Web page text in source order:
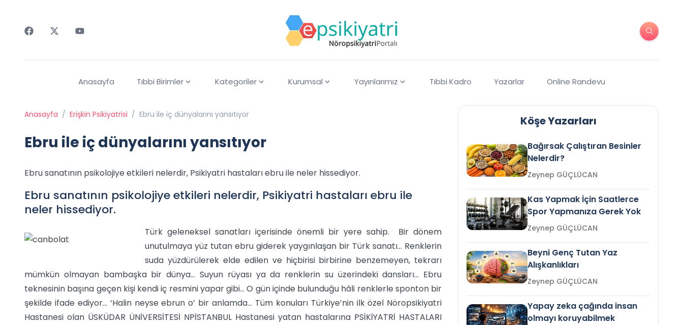
Anasayfa Tıbbi Birimler Kategoriler Kurumsal Yayınlarımız Tıbbi Kadro Yazarlar Online Randevu
Anasayfa / Erişkin Psikiyatrisi / Ebru ile iç dünyalarını yansıtıyor
Ebru ile iç dünyalarını yansıtıyor
Ebru sanatının psikolojiye etkileri nelerdir, Psikiyatri hastaları ebru ile neler hissediyor.
Ebru sanatının psikolojiye etkileri nelerdir, Psikiyatri hastaları ebru ile
neler hissediyor.
Türk geleneksel sanatları içerisinde önemli bir yere sahip. Bir dönem
unutulmaya yüz tutan ebru giderek yaygınlaşan bir Türk sanatı… Renklerin
suda yüzdürülerek elde edilen ve hiçbirisi birbirine benzemeyen, tekrarı
mümkün olmayan bambaşka bir dünya… Suyun rüyası ya da renklerin su üzerindeki dansları… Ebru
teknesinin başına geçen kişi kendi iç resmini yapar gibi… O gün içinde bulunduğu hâli renklerle sponton bir
şekilde ifade ediyor… ‘Halin neyse ebrun o’ bir anlamda… Tüm konuları Türkiye’nin ilk özel Nöropsikiyatri
Hastanesi olan ÜSKÜDAR ÜNİVERSİTESİ NPİSTANBUL Hastanesi yatan hastalarına PSİKİYATRİ HASTALARI
Köşe Yazarları
Bağırsak Çalıştıran Besinler
Nelerdir?
Zeynep GÜÇLÜCAN
Kas Yapmak İçin Saatlerce
Spor Yapmanıza Gerek Yok
Zeynep GÜÇLÜCAN
Beyni Genç Tutan Yaz
Alışkanlıkları
Zeynep GÜÇLÜCAN
Yapay zeka çağında insan
olmayı koruyabilmek